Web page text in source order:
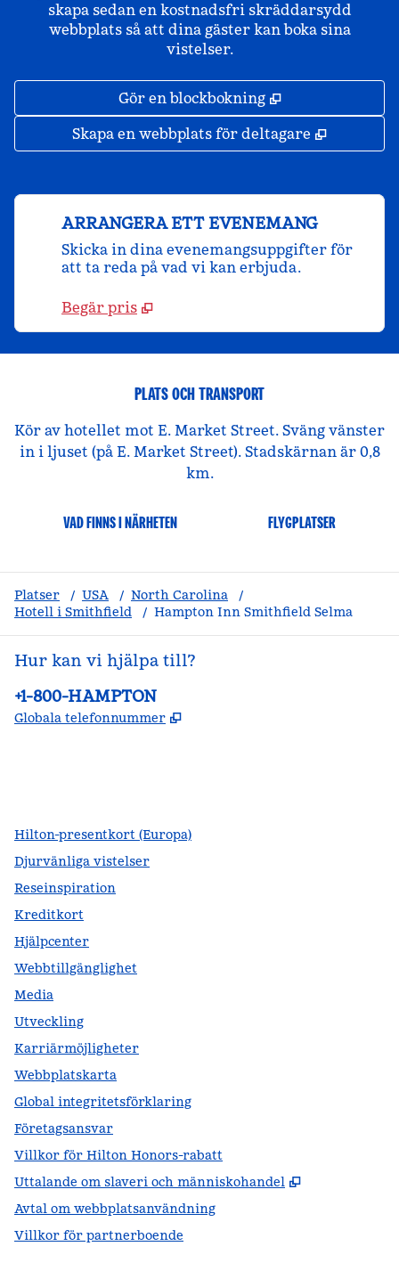
skapa sedan en kostnadsfri skräddarsydd
webbplats så att dina gäster kan boka sina
vistelser.
Gör en blockbokning ,
Skapa en webbplats för deltagare ,
ARRANGERA ETT EVENEMANG
Skicka in dina evenemangsuppgifter för
att ta reda på vad vi kan erbjuda.
Begär pris
PLATS OCH TRANSPORT
Kör av hotellet mot E. Market Street. Sväng vänster
in i ljuset (på E. Market Street). Stadskärnan är 0,8
km.
VAD FINNS I NÄRHETEN FLYGPLATSER
Platser / USA / North Carolina
/
Hotell i Smithfield
/ Hampton Inn Smithfield Selma
Hur kan vi hjälpa till?
Telefon:
+1-800-HAMPTON
Globala telefonnummer ,
Hilton-presentkort (Europa)
Djurvänliga vistelser
Reseinspiration
Kreditkort
Hjälpcenter
Webbtillgänglighet
Media
Utveckling
Karriärmöjligheter
Webbplatskarta
Global integritetsförklaring
Företagsansvar
Villkor för Hilton Honors-rabatt
Uttalande om slaveri och människohandel
,
Avtal om webbplatsanvändning
Villkor för partnerboende